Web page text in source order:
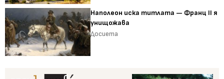
Наполеон иска титлата — Франц II я
унищожава
Досиета